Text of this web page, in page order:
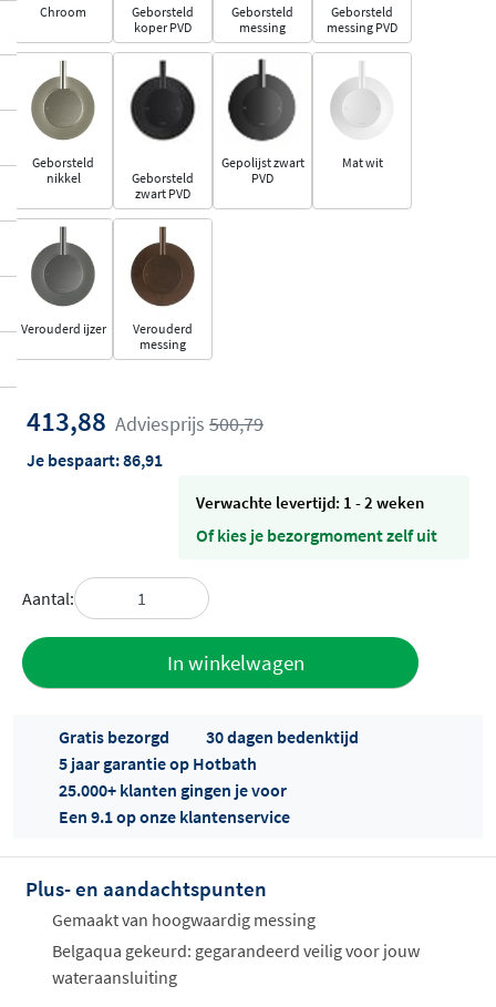
Chroom
Geborsteld
koper PVD
Geborsteld
messing
Geborsteld
messing PVD
Geborsteld
nikkel
Geborsteld
zwart PVD
Gepolijst zwart
PVD
Mat wit
Verouderd ijzer
Verouderd
messing
413,88 Adviesprijs 500,79
Je bespaart:86,91
Verwachte levertijd: 1 - 2 weken
Of kies je bezorgmoment zelf uit
Aantal:
In winkelwagen
Offertes
ophalen...
Gratis bezorgd
30 dagen bedenktijd
5 jaar garantie op Hotbath
25.000+ klanten gingen je voor
Een 9.1 op onze klantenservice
Plus- en aandachtspunten
Gemaakt van hoogwaardig messing
Belgaqua gekeurd: gegarandeerd veilig voor jouw
wateraansluiting